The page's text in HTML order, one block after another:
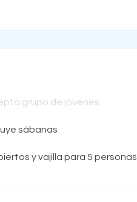
grupo de jóvenes
sábanas
y vajilla para 5 personas